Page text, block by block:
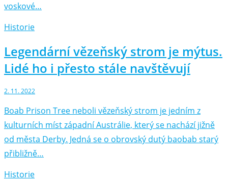
voskové…
Historie
Legendární vězeňský strom je mýtus.
Lidé ho i přesto stále navštěvují
2. 11. 2022
Boab Prison Tree neboli vězeňský strom je jedním z
kulturních míst západní Austrálie, který se nachází jižně
od města Derby. Jedná se o obrovský dutý baobab starý
přibližně…
Historie